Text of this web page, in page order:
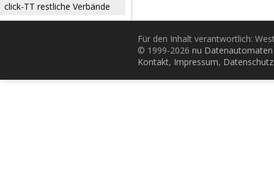
click-TT restliche Verbände
Für den Inhalt verantwortlich:
© 1999-2026 nu
Kontakt, Impressum, Datenschutz